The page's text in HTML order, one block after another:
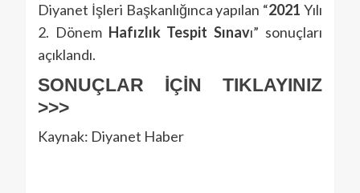
Diyanet İşleri Başkanlığınca yapılan “2021 Yılı
2. Dönem Hafızlık Tespit Sınavı” sonuçları
açıklandı.
SONUÇLAR İÇİN TIKLAYINIZ
>>>
Kaynak: Diyanet Haber